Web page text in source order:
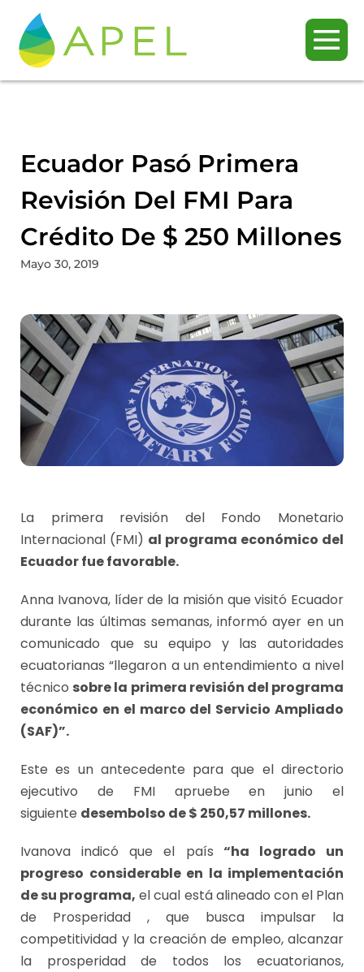
Ecuador Pasó Primera
Revisión Del FMI Para
Crédito De $ 250 Millones
Mayo 30, 2019
La primera revisión del Fondo Monetario
Internacional (FMI) al programa económico del
Ecuador fue favorable.
Anna Ivanova, líder de la misión que visitó Ecuador
durante las últimas semanas, informó ayer en un
comunicado que su equipo y las autoridades
ecuatorianas “llegaron a un entendimiento a nivel
técnico sobre la primera revisión del programa
económico en el marco del Servicio Ampliado
(SAF)”.
Este es un antecedente para que el directorio
ejecutivo de FMI apruebe en junio el
siguiente desembolso de $ 250,57 millones.
Ivanova indicó que el país “ha logrado un
progreso considerable en la implementación
de su programa, el cual está alineado con el Plan
de Prosperidad , que busca impulsar la
competitividad y la creación de empleo, alcanzar
la prosperidad de todos los ecuatorianos,